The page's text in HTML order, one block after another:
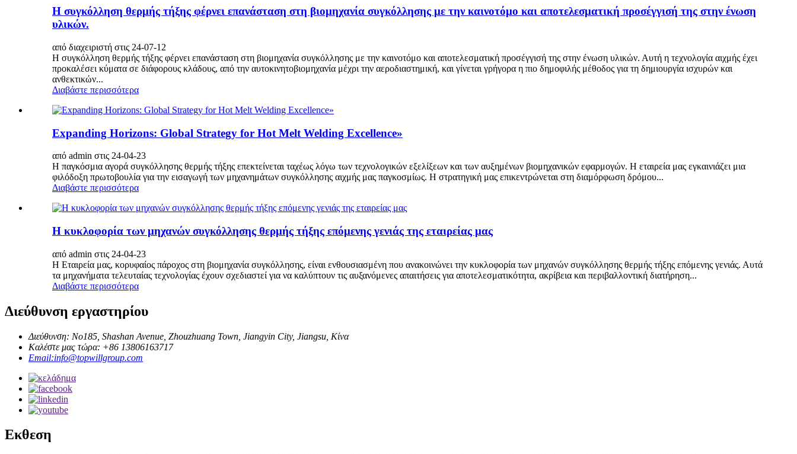
Η συγκόλληση θερμής τήξης φέρνει επανάσταση στη βιομηχανία συγκόλλησης με την καινοτόμο και αποτελεσματική προσέγγισή της στην ένωση
υλικών.
από διαχειριστή στις 24-07-12
Η συγκόλληση θερμής τήξης φέρνει επανάσταση στη βιομηχανία συγκόλλησης με την καινοτόμο και αποτελεσματική προσέγγισή της στην ένωση υλικών. Αυτή η τεχνολογία αιχμής έχει
προκαλέσει κύματα σε διάφορους κλάδους, από την αυτοκινητοβιομηχανία μέχρι την αεροδιαστημική, και γίνεται γρήγορα η πιο δημοφιλής μέθοδος για τη δημιουργία ισχυρών και
ανθεκτικών...
Διαβάστε περισσότερα
Expanding Horizons: Global Strategy for Hot Melt Welding Excellence»
από admin στις 24-04-23
Η παγκόσμια αγορά συγκόλλησης θερμής τήξης επεκτείνεται ταχέως λόγω των τεχνολογικών εξελίξεων και των αυξημένων βιομηχανικών εφαρμογών. Η εταιρεία μας εγκαινιάζει μια
φιλόδοξη πρωτοβουλία για την εισαγωγή των μηχανημάτων συγκόλλησης αιχμής μας παγκοσμίως. Η στρατηγική μας επικεντρώνεται στη διαμόρφωση δρόμου...
Διαβάστε περισσότερα
Η κυκλοφορία των μηχανών συγκόλλησης θερμής τήξης επόμενης γενιάς της εταιρείας μας
από admin στις 24-04-23
Η Εταιρεία μας, κορυφαίος πάροχος στη βιομηχανία συγκόλλησης, είναι ενθουσιασμένη που ανακοινώνει την κυκλοφορία των μηχανών συγκόλλησης θερμής τήξης επόμενης γενιάς. Αυτά
τα μηχανήματα τελευταίας τεχνολογίας έχουν σχεδιαστεί για να καλύπτουν τις αυξανόμενες απαιτήσεις για αποτελεσματικότητα, ακρίβεια και περιβαλλοντική διατήρηση...
Διαβάστε περισσότερα
Διεύθυνση εργαστηρίου
Διεύθυνση: No185, Shashan Avenue, Zhouzhuang Town, Jiangyin City, Jiangsu, Κίνα
Καλέστε μας τώρα: +86 13806163717
Email:info@topwillgroup.com
Εκθεση